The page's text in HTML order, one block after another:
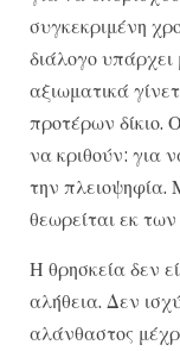
συγκεκριμένη
διάλογο
αξιωματικά
προτέρων δίκιο.
να κριθούν: για
την πλειοψηφία.
θεωρείται εκ
Η θρησκεία δεν
αλήθεια. Δεν
αλάνθαστος